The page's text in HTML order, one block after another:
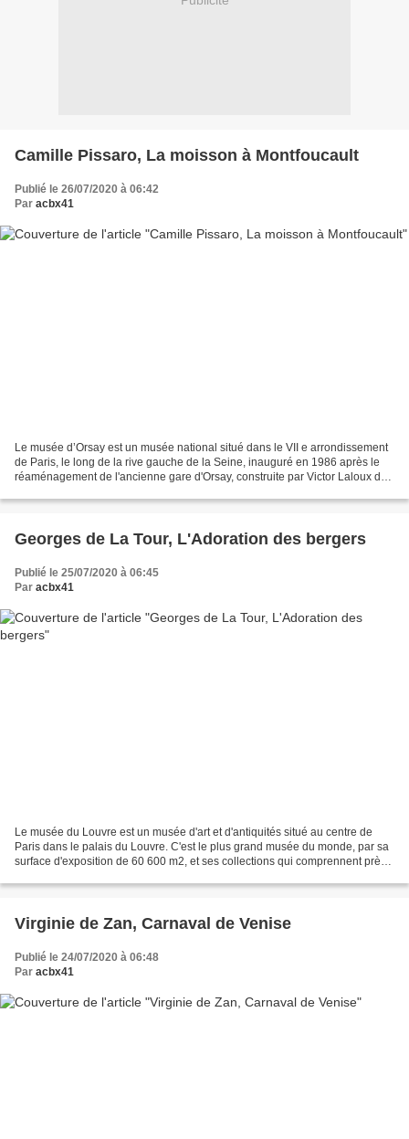
Camille Pissaro, La moisson à Montfoucault
Publié le 26/07/2020 à 06:42
Par acbx41
Le musée d’Orsay est un musée national situé dans le VII e arrondissement
de Paris, le long de la rive gauche de la Seine, inauguré en 1986 après le
réaménagement de l'ancienne gare d'Orsay, construite par Victor Laloux de
Georges de La Tour, L'Adoration des bergers
Publié le 25/07/2020 à 06:45
Par acbx41
Le musée du Louvre est un musée d'art et d'antiquités situé au centre de
Paris dans le palais du Louvre. C'est le plus grand musée du monde, par sa
surface d'exposition de 60 600 m2, et ses collections qui comprennent près
Virginie de Zan, Carnaval de Venise
Publié le 24/07/2020 à 06:48
Par acbx41